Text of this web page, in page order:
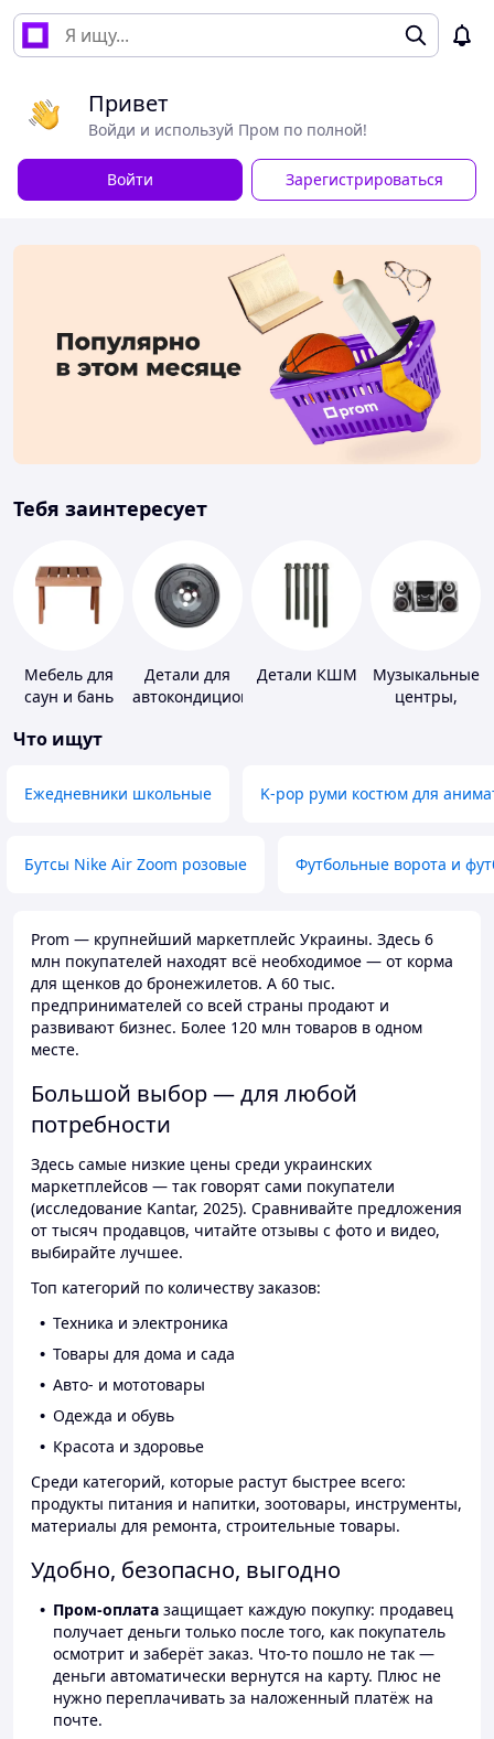
Привет
Войди и используй Пром по полной!
Войти Зарегистрироваться
Тебя заинтересует
Мебель для
саун и бань
Детали для
автокондиционеров
Детали КШМ
Музыкальные
центры,
Что ищут
Ежедневники школьные K-pop руми костюм для
Бутсы Nike Air Zoom розовые Футбольные ворота и
Prom — крупнейший маркетплейс Украины. Здесь 6
млн покупателей находят всё необходимое — от корма
для щенков до бронежилетов. А 60 тыс.
предпринимателей со всей страны продают и
развивают бизнес. Более 120 млн товаров в одном
месте.
Большой выбор — для любой
потребности
Здесь самые низкие цены среди украинских
маркетплейсов — так говорят сами покупатели
(исследование Kantar, 2025). Сравнивайте предложения
от тысяч продавцов, читайте отзывы с фото и видео,
выбирайте лучшее.
Топ категорий по количеству заказов:
Техника и электроника
Товары для дома и сада
Авто- и мототовары
Одежда и обувь
Красота и здоровье
Среди категорий, которые растут быстрее всего:
продукты питания и напитки, зоотовары, инструменты,
материалы для ремонта, строительные товары.
Удобно, безопасно, выгодно
Пром-оплата защищает каждую покупку: продавец
получает деньги только после того, как покупатель
осмотрит и заберёт заказ. Что-то пошло не так —
деньги автоматически вернутся на карту. Плюс не
нужно переплачивать за наложенный платёж на
почте.